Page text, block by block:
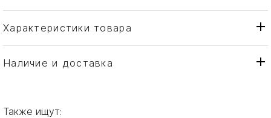
Характеристики товара
Бренд
St. Louis
Страна производителя
Наличие и доставка
Также ищут: